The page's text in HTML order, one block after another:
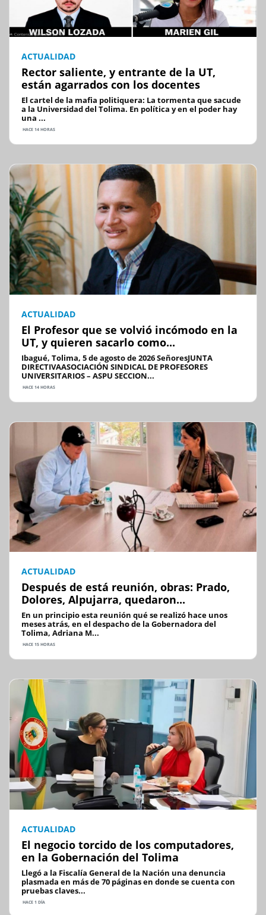
ACTUALIDAD
Rector saliente, y entrante de la UT,
están agarrados con los docentes
El cartel de la mafia politiquera: La tormenta que sacude
a la Universidad del Tolima. En política y en el poder hay
una ...
HACE 14 HORAS
ACTUALIDAD
El Profesor que se volvió incómodo en la
UT, y quieren sacarlo como...
Ibagué, Tolima, 5 de agosto de 2026 SeñoresJUNTA
DIRECTIVAASOCIACIÓN SINDICAL DE PROFESORES
UNIVERSITARIOS – ASPU SECCION...
HACE 14 HORAS
ACTUALIDAD
Después de está reunión, obras: Prado,
Dolores, Alpujarra, quedaron...
En un principio esta reunión qué se realizó hace unos
meses atrás, en el despacho de la Gobernadora del
Tolima, Adriana M...
HACE 15 HORAS
ACTUALIDAD
El negocio torcido de los computadores,
en la Gobernación del Tolima
Llegó a la Fiscalía General de la Nación una denuncia
plasmada en más de 70 páginas en donde se cuenta con
pruebas claves...
HACE 1 DÍA